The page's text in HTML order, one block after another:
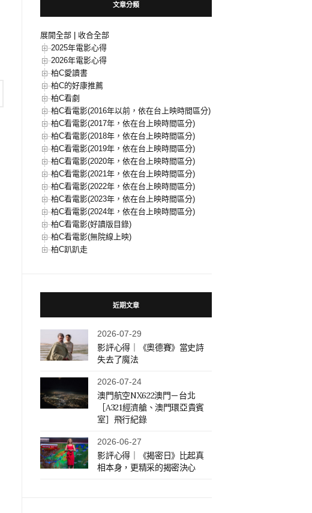
文章分類
展開全部
收合全部
2025年電影心得
2026年電影心得
柏C愛讀書
柏C的好康推薦
柏C看劇
柏C看電影(2016年以前，依在台上映時間區分)
柏C看電影(2017年，依在台上映時間區分)
柏C看電影(2018年，依在台上映時間區分)
柏C看電影(2019年，依在台上映時間區分)
柏C看電影(2020年，依在台上映時間區分)
柏C看電影(2021年，依在台上映時間區分)
柏C看電影(2022年，依在台上映時間區分)
柏C看電影(2023年，依在台上映時間區分)
柏C看電影(2024年，依在台上映時間區分)
柏C看電影(好讀版目錄)
柏C看電影(無院線上映)
柏C趴趴走
近期文章
2026-07-29
影評心得｜《奧德賽》當史詩
失去了魔法
2026-07-24
澳門航空NX622澳門－台北
［A321經濟艙、澳門環亞貴賓
室］飛行紀錄
2026-06-27
影評心得｜《揭密日》比起真
相本身，更精采的揭密決心